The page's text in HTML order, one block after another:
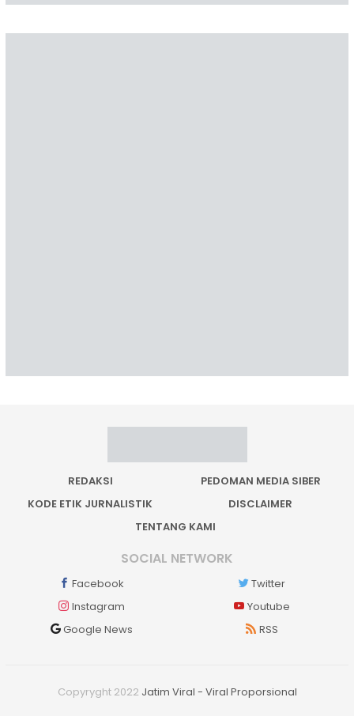
REDAKSI
PEDOMAN MEDIA SIBER
KODE ETIK JURNALISTIK
DISCLAIMER
TENTANG KAMI
SOCIAL NETWORK
Facebook
Twitter
Instagram
Youtube
Google News
RSS
Copyryght 2022 Jatim Viral - Viral Proporsional